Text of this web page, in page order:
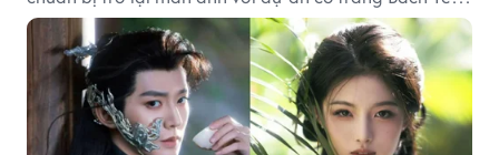
Phổ.